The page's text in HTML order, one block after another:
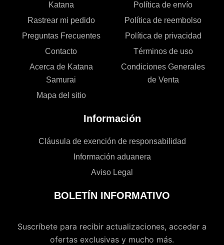
Katana
Rastrear mi pedido
Preguntas Frecuentes
Contacto
Acerca de Katana
Samurai
Mapa del sitio
Política de envío
Política de reembolso
Política de privacidad
Términos de uso
Condiciones Generales
de Venta
Información
Cláusula de exención de responsabilidad
Información aduanera
Aviso Legal
BOLETÍN INFORMATIVO
Suscríbete para recibir actualizaciones, acceder a
ofertas exclusivas y mucho más.